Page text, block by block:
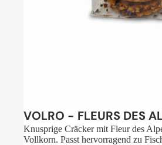
Sale
VOLRO - FLEURS DES
Knusprige Cräcker mit Fleur des
Vollkorn. Passt hervorragend zu